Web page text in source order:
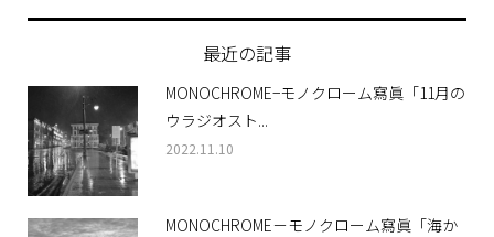
最近の記事
MONOCHROME−モノクローム寫眞「11月の
ウラジオスト...
2022.11.10
MONOCHROME－モノクローム寫眞「海か